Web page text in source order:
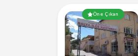
Öne Çıkan